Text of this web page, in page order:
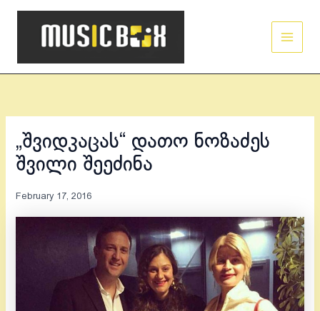
Skip
„შვიდკაცას“ დათო ნოზაძეს
შვილი შეეძინა
February 17, 2016